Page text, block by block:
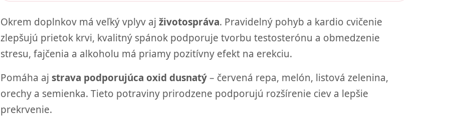
Okrem doplnkov má veľký vplyv aj životospráva. Pravidelný pohyb a kardio cvičenie
zlepšujú prietok krvi, kvalitný spánok podporuje tvorbu testosterónu a obmedzenie
stresu, fajčenia a alkoholu má priamy pozitívny efekt na erekciu.
Pomáha aj strava podporujúca oxid dusnatý– červená repa, melón, listová zelenina,
orechy a semienka. Tieto potraviny prirodzene podporujú rozšírenie ciev a lepšie
prekrvenie.